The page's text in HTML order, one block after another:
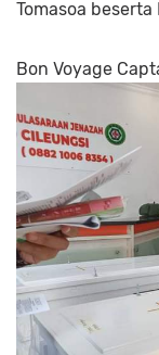
Tomasoa beserta
Bon Voyage